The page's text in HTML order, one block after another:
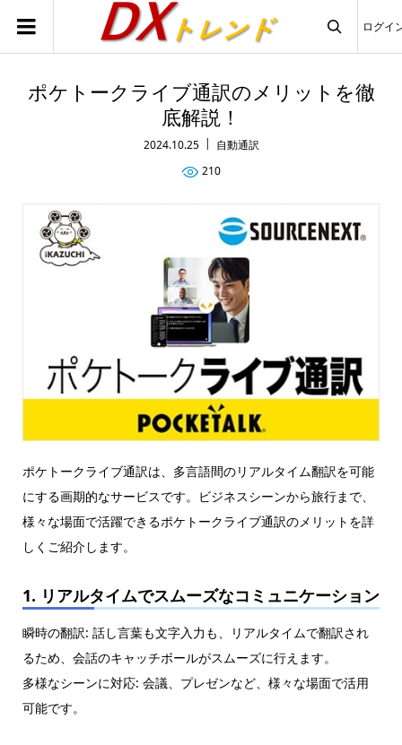

ログイ
ポケトークライブ通訳のメリットを徹
底解説！
2024.10.25
自動通訳
210
ポケトークライブ通訳は、多言語間のリアルタイム翻訳を可能
にする画期的なサービスです。ビジネスシーンから旅行まで、
様々な場面で活躍できるポケトークライブ通訳のメリットを詳
しくご紹介します。
1. リアルタイムでスムーズなコミュニケーション
瞬時の翻訳: 話し言葉も文字入力も、リアルタイムで翻訳され
るため、会話のキャッチボールがスムーズに行えます。
多様なシーンに対応: 会議、プレゼンなど、様々な場面で活用
可能です。